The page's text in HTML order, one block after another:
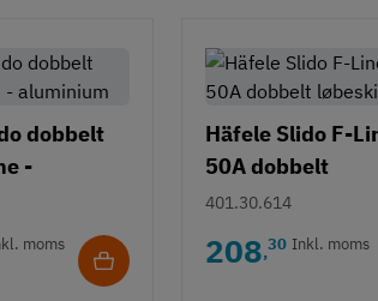
dobbelt
-
moms
Häfele Slido F-
50A dobbelt
løbeskinne
401.30.614
208,30 Inkl. moms